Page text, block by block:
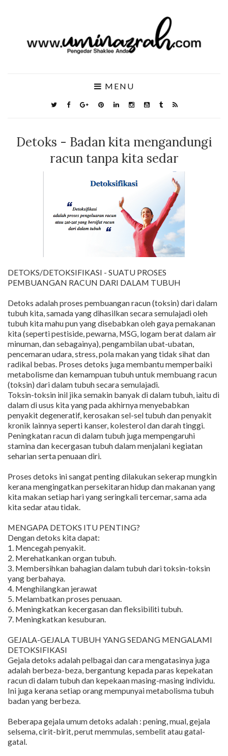
MENU
Detoks - Badan kita mengandungi
racun tanpa kita sedar
DETOKS/DETOKSIFIKASI - SUATU PROSES
PEMBUANGAN RACUN DARI DALAM TUBUH
Detoks adalah proses pembuangan racun (toksin) dari dalam
tubuh kita, samada yang dihasilkan secara semulajadi oleh
tubuh kita mahu pun yang disebabkan oleh gaya pemakanan
kita (seperti pestiside, pewarna, MSG, logam berat dalam air
minuman, dan sebagainya), pengambilan ubat-ubatan,
pencemaran udara, stress, pola makan yang tidak sihat dan
radikal bebas. Proses detoks juga membantu memperbaiki
metabolisme dan kemampuan tubuh untuk membuang racun
(toksin) dari dalam tubuh secara semulajadi.
Toksin-toksin inil jika semakin banyak di dalam tubuh, iaitu di
dalam di usus kita yang pada akhirnya menyebabkan
penyakit degeneratif, kerosakan sel-sel tubuh dan penyakit
kronik lainnya seperti kanser, kolesterol dan darah tinggi.
Peningkatan racun di dalam tubuh juga mempengaruhi
stamina dan kecergasan tubuh dalam menjalani kegiatan
seharian serta penuaan diri.
Proses detoks ini sangat penting dilakukan sekerap mungkin
kerana mengingatkan persekitaran hidup dan makanan yang
kita makan setiap hari yang seringkali tercemar, sama ada
kita sedar atau tidak.
MENGAPA DETOKS ITU PENTING?
Dengan detoks kita dapat:
1. Mencegah penyakit.
2. Merehatkankan organ tubuh.
3. Membersihkan bahagian dalam tubuh dari toksin-toksin
yang berbahaya.
4. Menghilangkan jerawat
5. Melambatkan proses penuaan.
6. Meningkatkan kecergasan dan fleksibiliti tubuh.
7. Meningkatkan kesuburan.
GEJALA-GEJALA TUBUH YANG SEDANG MENGALAMI
DETOKSIFIKASI
Gejala detoks adalah pelbagai dan cara mengatasinya juga
adalah berbeza-beza, bergantung kepada paras kepekatan
racun di dalam tubuh dan kepekaan masing-masing individu.
Ini juga kerana setiap orang mempunyai metabolisma tubuh
badan yang berbeza.
Beberapa gejala umum detoks adalah : pening, mual, gejala
selsema, cirit-birit, perut memmulas, sembelit atau gatal-
gatal.